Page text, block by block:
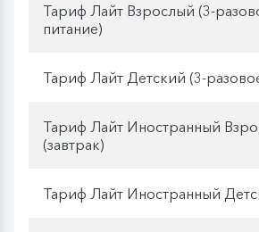
Тариф Лайт Взрослый (3-
питание)
Тариф Лайт Детский (3-
Тариф Лайт Иностранный
(завтрак)
Тариф Лайт Иностранный